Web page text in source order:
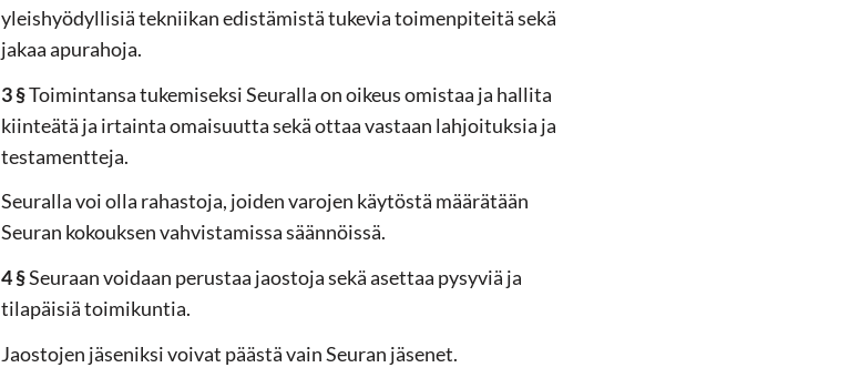
yleishyödyllisiä tekniikan edistämistä tukevia toimenpiteitä sekä
jakaa apurahoja.
3 §Toimintansa tukemiseksi Seuralla on oikeus omistaa ja hallita
kiinteätä ja irtainta omaisuutta sekä ottaa vastaan lahjoituksia ja
testamentteja.
Seuralla voi olla rahastoja, joiden varojen käytöstä määrätään
Seuran kokouksen vahvistamissa säännöissä.
4 §Seuraan voidaan perustaa jaostoja sekä asettaa pysyviä ja
tilapäisiä toimikuntia.
Jaostojen jäseniksi voivat päästä vain Seuran jäsenet.